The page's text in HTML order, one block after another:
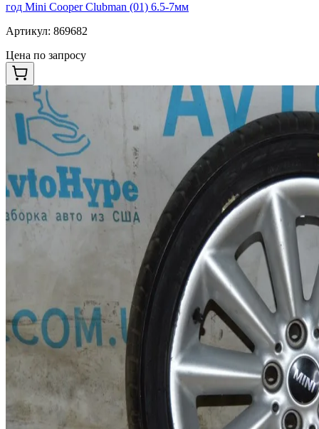
год Mini Cooper Clubman (01) 6.5-7мм
Артикул: 869682
Цена по запросу